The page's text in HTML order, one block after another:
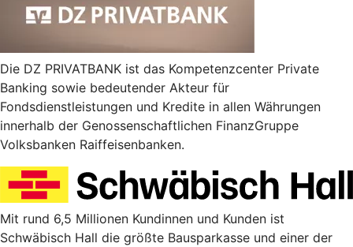
Die DZ PRIVATBANK ist das Kompetenzcenter Private
Banking sowie bedeutender Akteur für
Fondsdienstleistungen und Kredite in allen Währungen
innerhalb der Genossenschaftlichen FinanzGruppe
Volksbanken Raiffeisenbanken.
Mit rund 6,5 Millionen Kundinnen und Kunden ist
Schwäbisch Hall die größte Bausparkasse und einer der